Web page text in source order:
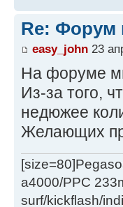
Re: Форум
easy_john 23
На форуме
Из-за того,
недюжее
Желающих
a4000/PPC
surf/kickflash/